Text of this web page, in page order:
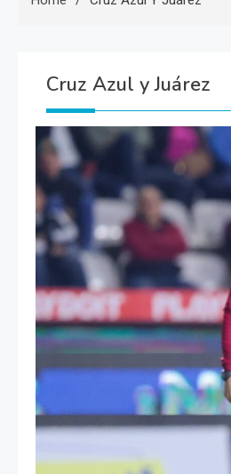
Cruz Azul y Juárez